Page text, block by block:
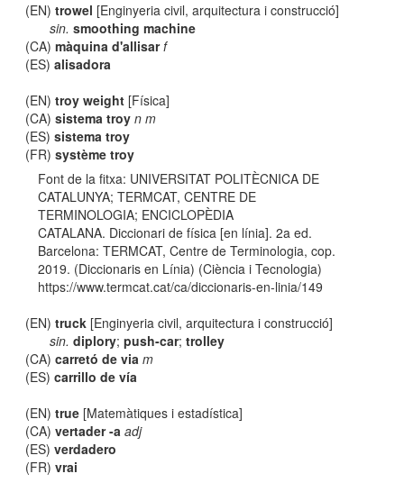
(EN)trowel [Enginyeria civil, arquitectura i construcció]
sin. smoothing machine
(CA)màquina d'allisar f
(ES)alisadora
(EN)troy weight [Física]
(CA)sistema troy n m
(ES)sistema troy
(FR)système troy
Font de la fitxa: UNIVERSITAT POLITÈCNICA DE
CATALUNYA; TERMCAT, CENTRE DE
TERMINOLOGIA; ENCICLOPÈDIA
CATALANA. Diccionari de física [en línia]. 2a ed.
Barcelona: TERMCAT, Centre de Terminologia, cop.
2019. (Diccionaris en Línia) (Ciència i Tecnologia)
https://www.termcat.cat/ca/diccionaris-en-linia/149
(EN)truck [Enginyeria civil, arquitectura i construcció]
sin. diplory; push-car; trolley
(CA)carretó de via m
(ES)carrillo de vía
(EN)true [Matemàtiques i estadística]
(CA)vertader -a adj
(ES)verdadero
(FR)vrai